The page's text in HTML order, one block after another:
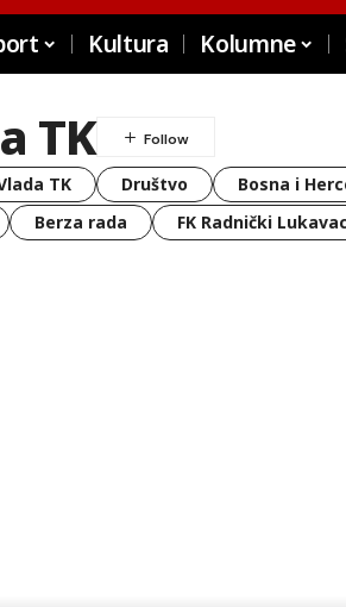
Kultura Kolumne
TK
TK Društvo Bosna i
Berza rada FK Radnički Lukavac